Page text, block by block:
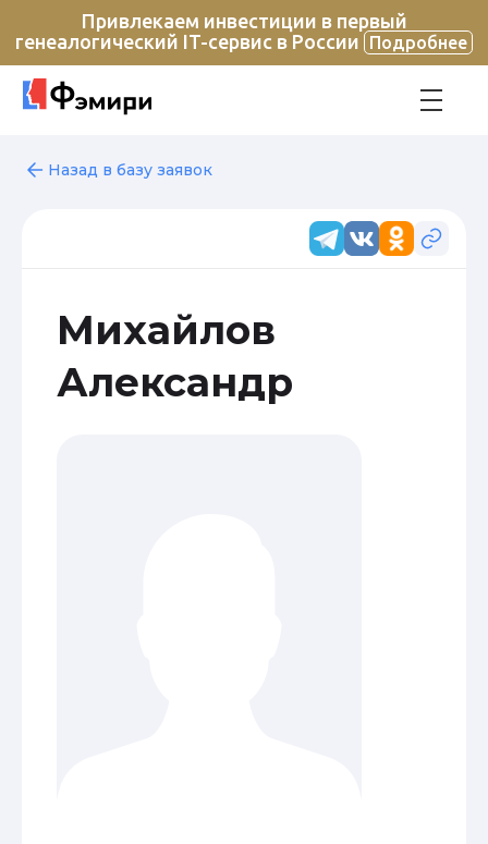
Привлекаем инвестиции в первый
генеалогический IT-сервис в России
Подробнее
Назад в базу заявок
Михайлов
Александр